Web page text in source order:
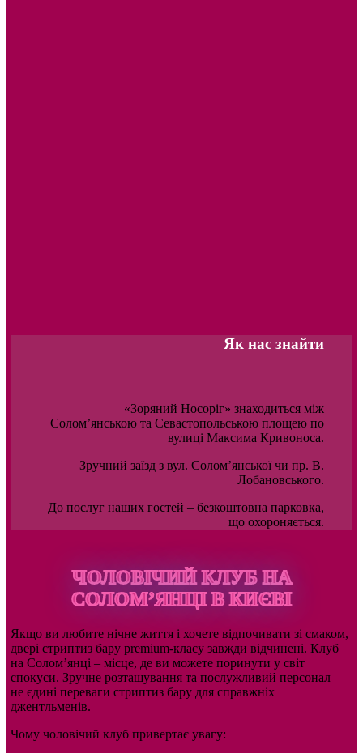
Як нас знайти
«Зоряний Носоріг» знаходиться між
Солом’янською та Севастопольською площею по
вулиці Максима Кривоноса.
Зручний заїзд з вул. Солом’янської чи пр. В.
Лобановського.
До послуг наших гостей – безкоштовна парковка,
що охороняється.
ЧОЛОВІЧИЙ КЛУБ НА
СОЛОМ’ЯНЦІ В КИЄВІ
Якщо ви любите нічне життя і хочете відпочивати зі смаком,
двері стриптиз бару premium-класу завжди відчинені. Клуб
на Солом’янці – місце, де ви можете поринути у світ
спокуси. Зручне розташування та послужливий персонал –
не єдині переваги стриптиз бару для справжніх
джентльменів.
Чому чоловічий клуб привертає увагу: